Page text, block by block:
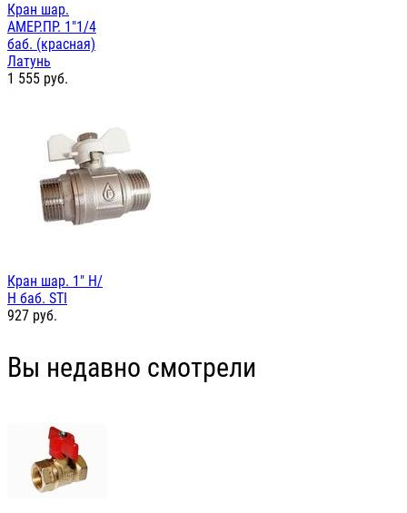
Кран шар.
АМЕР.ПР. 1"1/4
баб. (красная)
Латунь
1 555 руб.
Кран шар. 1" Н/
Н баб. STI
927 руб.
Вы недавно смотрели